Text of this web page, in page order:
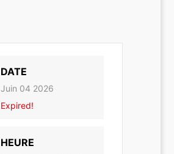
DATE
Juin 04 2026
Expired!
HEURE